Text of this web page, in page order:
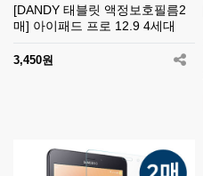
[DANDY 태블릿 액정보호필름2
매] 아이패드 프로 12.9 4세대
3,450원